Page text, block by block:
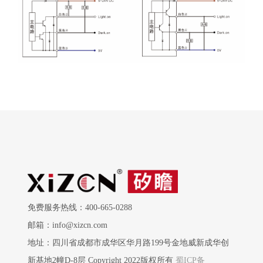
免费服务热线：400-665-0288
邮箱：info@xizcn.com
地址：四川省成都市成华区华月路199号金地威新成华创
新基地2幢D-8层 Copyright 2022版权所有蜀ICP备